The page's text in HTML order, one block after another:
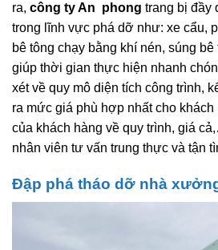
ra, công ty An phong trang bị đầy
trong lĩnh vực phá dỡ như: xe cẩu,
bê tông chạy bằng khí nén, súng
giúp thời gian thực hiện nhanh
xét về quy mô diện tích công trình,
ra mức giá phù hợp nhất cho khách
của khách hàng về quy trình, giá
nhân viên tư vấn trung thực và tận
Đập phá tháo dỡ nhà